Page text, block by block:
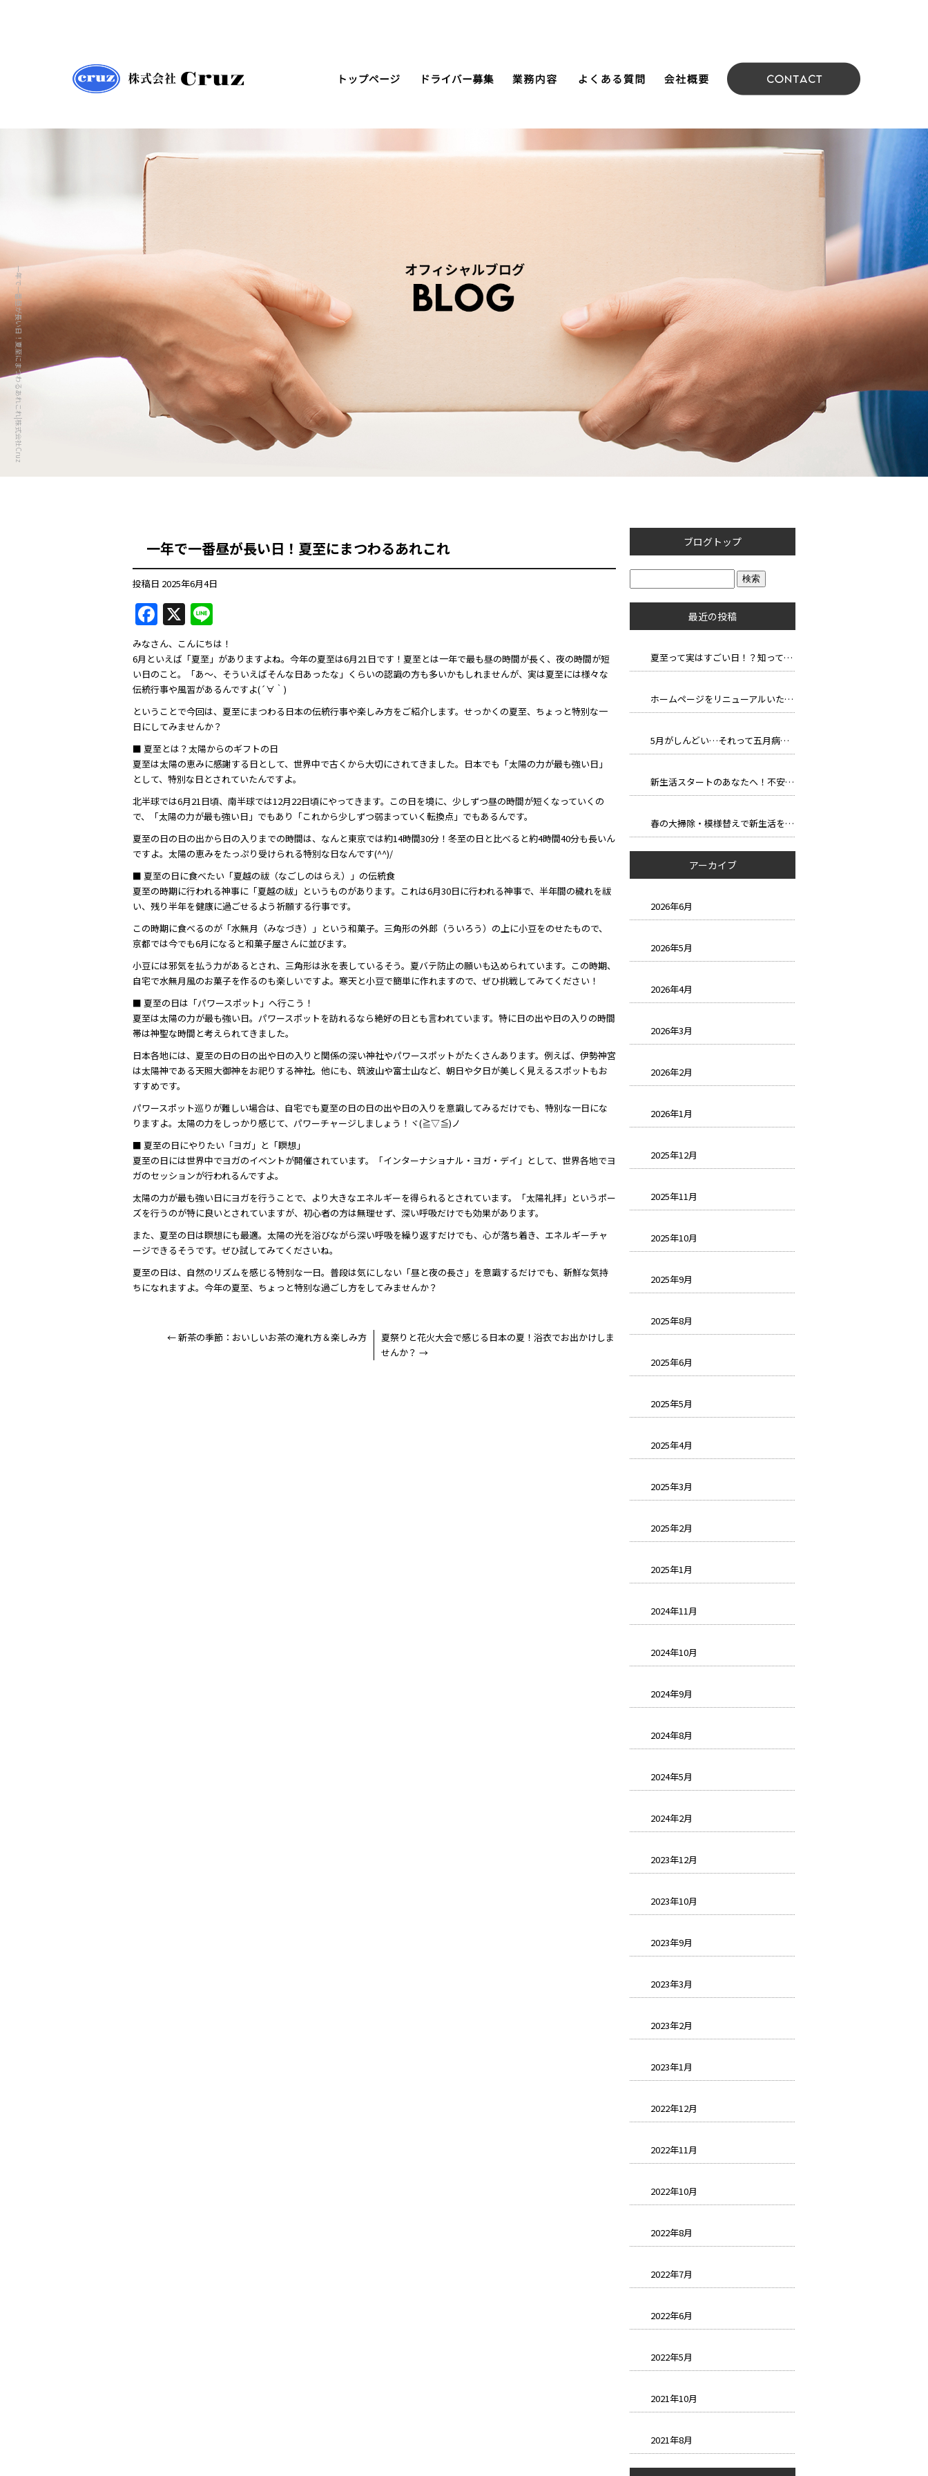
一年で一番昼が長い日！夏至にまつわるあれこれ|株式会社Cruz
一年で一番昼が長い日！夏至にまつわるあれこれ
投稿日 2025年6月4日
F
a
c
e
b
o
o
k
X
n
e
みなさん、こんにちは！
6月といえば「夏至」がありますよね。今年の夏至は6月21日です！夏至とは一年で最も昼の時間が長く、夜の時間が短
い日のこと。「あ～、そういえばそんな日あったな」くらいの認識の方も多いかもしれませんが、実は夏至には様々な
伝統行事や風習があるんですよ(´∀｀)
ということで今回は、夏至にまつわる日本の伝統行事や楽しみ方をご紹介します。せっかくの夏至、ちょっと特別な一
日にしてみませんか？
■ 夏至とは？太陽からのギフトの日
夏至は太陽の恵みに感謝する日として、世界中で古くから大切にされてきました。日本でも「太陽の力が最も強い日」
として、特別な日とされていたんですよ。
北半球では6月21日頃、南半球では12月22日頃にやってきます。この日を境に、少しずつ昼の時間が短くなっていくの
で、「太陽の力が最も強い日」でもあり「これから少しずつ弱まっていく転換点」でもあるんです。
夏至の日の日の出から日の入りまでの時間は、なんと東京では約14時間30分！冬至の日と比べると約4時間40分も長いん
ですよ。太陽の恵みをたっぷり受けられる特別な日なんです(^^)/
■ 夏至の日に食べたい「夏越の祓（なごしのはらえ）」の伝統食
夏至の時期に行われる神事に「夏越の祓」というものがあります。これは6月30日に行われる神事で、半年間の穢れを祓
い、残り半年を健康に過ごせるよう祈願する行事です。
この時期に食べるのが「水無月（みなづき）」という和菓子。三角形の外郎（ういろう）の上に小豆をのせたもので、
京都では今でも6月になると和菓子屋さんに並びます。
小豆には邪気を払う力があるとされ、三角形は氷を表しているそう。夏バテ防止の願いも込められています。この時期、
自宅で水無月風のお菓子を作るのも楽しいですよ。寒天と小豆で簡単に作れますので、ぜひ挑戦してみてください！
■ 夏至の日は「パワースポット」へ行こう！
夏至は太陽の力が最も強い日。パワースポットを訪れるなら絶好の日とも言われています。特に日の出や日の入りの時間
帯は神聖な時間と考えられてきました。
日本各地には、夏至の日の日の出や日の入りと関係の深い神社やパワースポットがたくさんあります。例えば、伊勢神宮
は太陽神である天照大御神をお祀りする神社。他にも、筑波山や富士山など、朝日や夕日が美しく見えるスポットもお
すすめです。
パワースポット巡りが難しい場合は、自宅でも夏至の日の日の出や日の入りを意識してみるだけでも、特別な一日にな
りますよ。太陽の力をしっかり感じて、パワーチャージしましょう！ヾ(≧▽≦)ノ
■ 夏至の日にやりたい「ヨガ」と「瞑想」
夏至の日には世界中でヨガのイベントが開催されています。「インターナショナル・ヨガ・デイ」として、世界各地でヨ
ガのセッションが行われるんですよ。
太陽の力が最も強い日にヨガを行うことで、より大きなエネルギーを得られるとされています。「太陽礼拝」というポー
ズを行うのが特に良いとされていますが、初心者の方は無理せず、深い呼吸だけでも効果があります。
また、夏至の日は瞑想にも最適。太陽の光を浴びながら深い呼吸を繰り返すだけでも、心が落ち着き、エネルギーチャ
ージできるそうです。ぜひ試してみてくださいね。
夏至の日は、自然のリズムを感じる特別な一日。普段は気にしない「昼と夜の長さ」を意識するだけでも、新鮮な気持
ちになれますよ。今年の夏至、ちょっと特別な過ごし方をしてみませんか？
←新茶の季節：おいしいお茶の淹れ方＆楽しみ方
夏祭りと花火大会で感じる日本の夏！浴衣でお出かけしま
せんか？ →
ブログトップ
最近の投稿
夏至って実はすごい日！？知って得する豆知識と長い一日の楽しみ方
ホームページをリニューアルいたしました。
5月がしんどい…それって五月病かも？
新生活スタートのあなたへ！不安を自信に変える、新しい環境での過ごし方
春の大掃除・模様替えで新生活を気持ちよくスタートしよう！
アーカイブ
2026年6月
2026年5月
2026年4月
2026年3月
2026年2月
2026年1月
2025年12月
2025年11月
2025年10月
2025年9月
2025年8月
2025年6月
2025年5月
2025年4月
2025年3月
2025年2月
2025年1月
2024年11月
2024年10月
2024年9月
2024年8月
2024年5月
2024年2月
2023年12月
2023年10月
2023年9月
2023年3月
2023年2月
2023年1月
2022年12月
2022年11月
2022年10月
2022年8月
2022年7月
2022年6月
2022年5月
2021年10月
2021年8月